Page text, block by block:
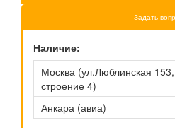
Задать
Наличие:
Москва (ул.Люблинская 153,
строение 4)
Анкара (авиа)